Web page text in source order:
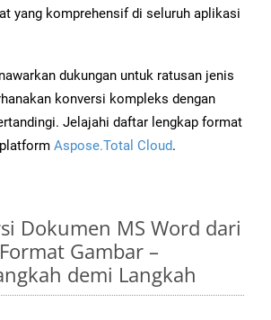
yang komprehensif di seluruh aplikasi
dukungan untuk ratusan jenis
konversi kompleks dengan
Jelajahi daftar lengkap format
Aspose.Total Cloud.
Dokumen MS Word dari
Gambar –
demi Langkah